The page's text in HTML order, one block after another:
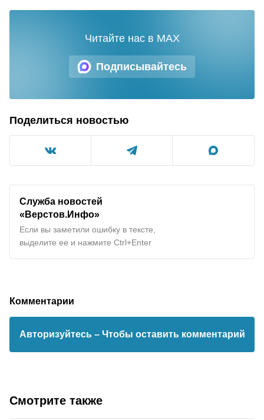
Подписывайтесь
Читайте нас в MAX
Поделиться новостью
Служба новостей
«Верстов.Инфо»
Если вы заметили ошибку в тексте,
выделите ее и нажмите Ctrl+Enter
Комментарии
Авторизуйтесь – Чтобы оставить комментарий
Смотрите также